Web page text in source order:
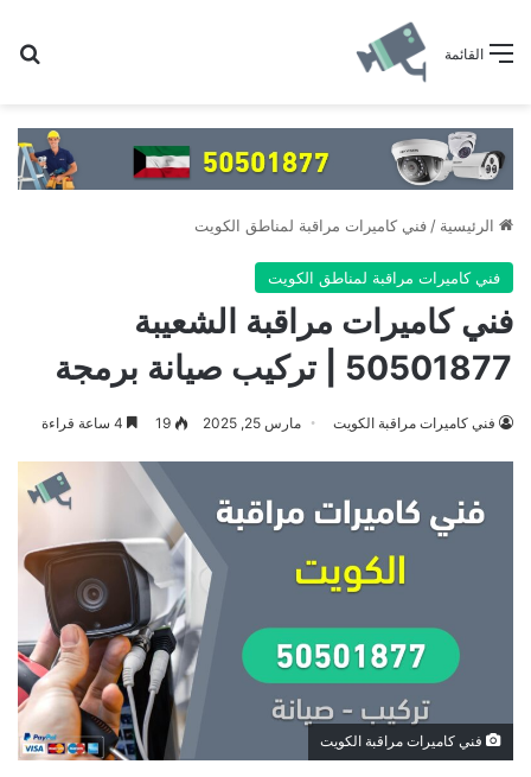
القائمة
الرئيسية / فني كاميرات مراقبة لمناطق الكويت
فني كاميرات مراقبة لمناطق الكويت
فني كاميرات مراقبة الشعيبة
50501877 | تركيب صيانة برمجة
فني كاميرات مراقبة الكويت مارس 25, 2025 19
فني كاميرات مراقبة الكويت